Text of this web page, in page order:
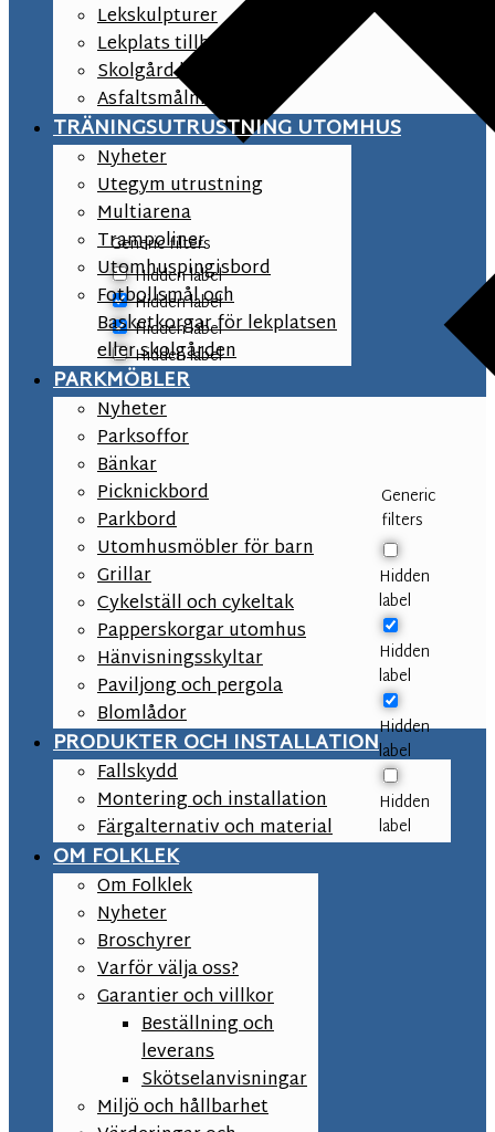
Generic filters
Hidden label
Hidden label
Hidden label
Hidden label
Generic
filters
Hidden
label
Hidden
label
Hidden
label
Hidden
label
Lekskulpturer
Lekplats tillbehör
Skolgård lekutrustning
Asfaltsmålningar
TRÄNINGSUTRUSTNING UTOMHUS
Nyheter
Utegym utrustning
Multiarena
Trampoliner
Utomhuspingisbord
Fotbollsmål och
Basketkorgar för lekplatsen
eller skolgården
PARKMÖBLER
Nyheter
Parksoffor
Bänkar
Picknickbord
Parkbord
Utomhusmöbler för barn
Grillar
Cykelställ och cykeltak
Papperskorgar utomhus
Hänvisningsskyltar
Paviljong och pergola
Blomlådor
PRODUKTER OCH INSTALLATION
Fallskydd
Montering och installation
Färgalternativ och material
OM FOLKLEK
Om Folklek
Nyheter
Broschyrer
Varför välja oss?
Garantier och villkor
Beställning och
leverans
Skötselanvisningar
Miljö och hållbarhet